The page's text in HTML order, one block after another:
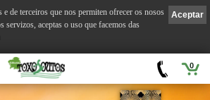
0
Aceptar
e de terceiros que nos permiten ofrecer os nosos
servizos, aceptas o uso que facemos das